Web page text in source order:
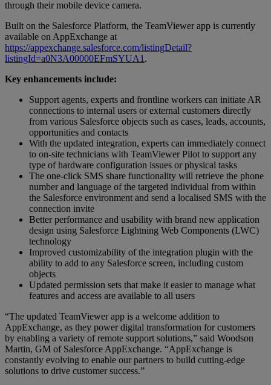
through their mobile device camera.
Built on the Salesforce Platform, the TeamViewer app is currently
available on AppExchange at
https://appexchange.salesforce.com/listingDetail?
listingId=a0N3A00000EFmSYUA1 .
Key enhancements include:
Support agents, experts and frontline workers can initiate AR
connections to internal users or external customers directly
from various Salesforce objects such as cases, leads, accounts,
opportunities and contacts
With the updated integration, experts can immediately connect
to on-site technicians with TeamViewer Pilot to support any
type of hardware configuration issues or physical tasks
The one-click SMS share functionality will retrieve the phone
number and language of the targeted individual from within
the Salesforce environment and send a localised SMS with the
connection invite
Better performance and usability with brand new application
design using Salesforce Lightning Web Components (LWC)
technology
Improved customizability of the integration plugin with the
ability to add to any Salesforce screen, including custom
objects
Updated permission sets that make it easier to manage what
features and access are available to all users
“The updated TeamViewer app is a welcome addition to
AppExchange, as they power digital transformation for customers
by enabling a variety of remote support solutions,” said Woodson
Martin, GM of Salesforce AppExchange. “AppExchange is
constantly evolving to enable our partners to build cutting-edge
solutions to drive customer success.”